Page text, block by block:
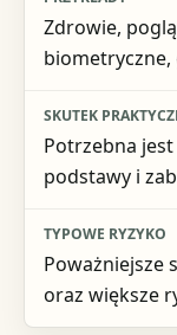
Zdrowie,
biometryczne,
Potrzebna
podstawy i
Poważniejsze
oraz większe